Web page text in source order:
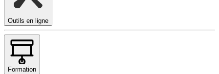
Outils en ligne
Formation